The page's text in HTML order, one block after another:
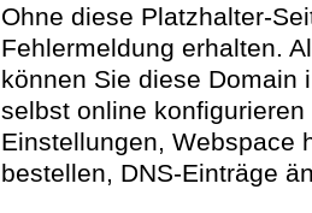
Ohne diese Platzhalter-
Fehlermeldung erhalten.
können Sie diese Domain
selbst online
Einstellungen, Webspace
bestellen, DNS-Einträge